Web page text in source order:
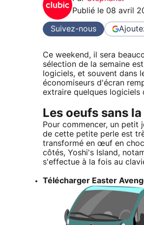
Publié le 08 avril
Suivez-nous
Ce weekend, il sera
sélection de la semaine
logiciels, et souvent dans
économiseurs d'écran
extraire quelques logiciels
Les oeufs sans
Pour commencer, un petit
de cette petite perle est
transformé en œuf en
côtés, Yoshi's Island,
s'effectue à la fois au
Télécharger Easter